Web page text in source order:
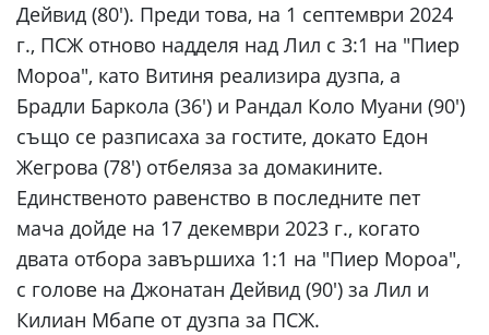
Дейвид (80'). Преди това, на 1 септември 2024
г., ПСЖ отново надделя над Лил с 3:1 на "Пиер
Мороа", като Витиня реализира дузпа, а
Брадли Баркола (36') и Рандал Коло Муани (90')
също се разписаха за гостите, докато Едон
Жегрова (78') отбеляза за домакините.
Единственото равенство в последните пет
мача дойде на 17 декември 2023 г., когато
двата отбора завършиха 1:1 на "Пиер Мороа",
с голове на Джонатан Дейвид (90') за Лил и
Килиан Мбапе от дузпа за ПСЖ.